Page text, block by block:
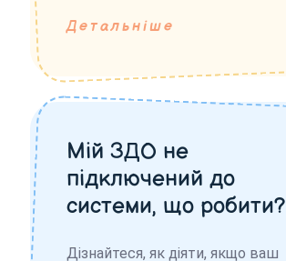
Детальніше
Мій ЗДО не
підключений до
системи, що робити?
Дізнайтеся, як діяти, якщо ваш